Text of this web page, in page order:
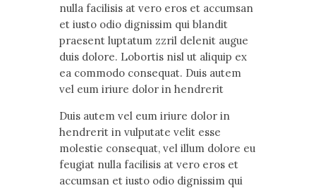
nulla facilisis at vero eros et accumsan
et iusto odio dignissim qui blandit
praesent luptatum zzril delenit augue
duis dolore. Lobortis nisl ut aliquip ex
ea commodo consequat. Duis autem
vel eum iriure dolor in hendrerit
Duis autem vel eum iriure dolor in
hendrerit in vulputate velit esse
molestie consequat, vel illum dolore eu
feugiat nulla facilisis at vero eros et
accumsan et iusto odio dignissim qui